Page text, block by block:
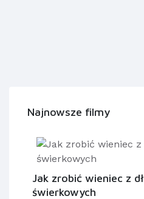
Najnowsze filmy
Jak zrobić wieniec z
świerkowych